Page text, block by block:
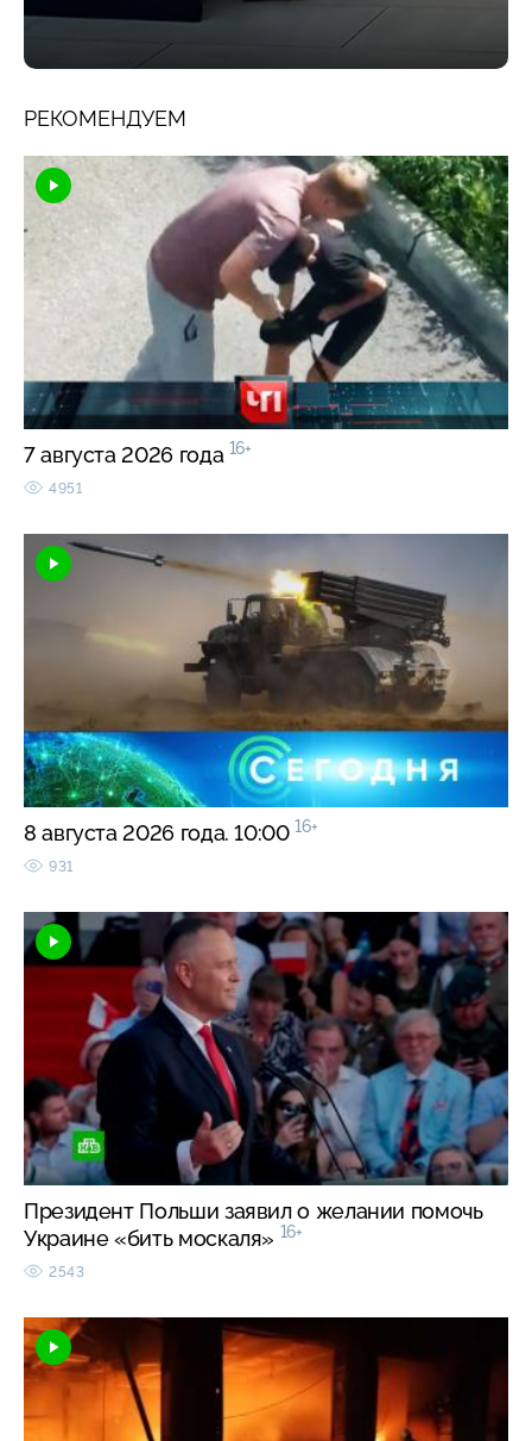
РЕКОМЕНДУЕМ
7 августа 2026 года 16+
4951
8 августа 2026 года. 10:00 16+
931
Президент Польши заявил о желании помочь
Украине «бить москаля» 16+
2543